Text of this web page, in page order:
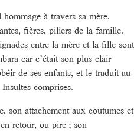
à travers sa mère.
fières, piliers de la famille.
entre la mère et la fille sont
car c’était son plus clair
de ses enfants, et le traduit au
comprises.
attachement aux coutumes et
retour, ou pire ; son